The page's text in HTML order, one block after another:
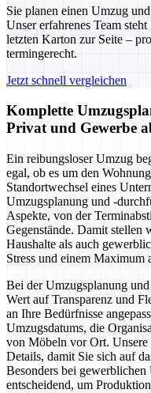
Sie planen einen Umzug
Unser erfahrenes Team
letzten Karton zur Seite –
termingerecht.
Jetzt schnell vergleichen
Komplette
Privat und Gewerbe
Ein reibungsloser Umzug
egal, ob es um den
Standortwechsel eines
Umzugsplanung und -
Aspekte, von der
Gegenstände. Damit stellen
Haushalte als auch
Stress und einem Maximum
Bei der Umzugsplanung
Wert auf Transparenz und
an Ihre Bedürfnisse
Umzugsdatums, die
von Möbeln vor Ort.
Details, damit Sie sich auf
Besonders bei
entscheidend, um